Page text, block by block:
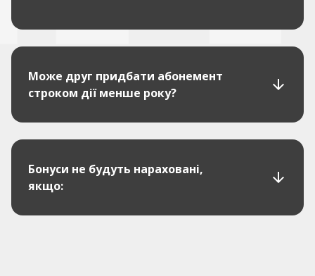
Може друг придбати абонемент
строком дії менше року?
Бонуси не будуть нараховані,
якщо: